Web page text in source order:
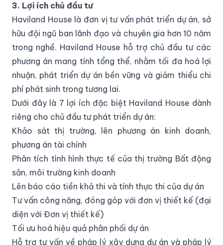
3. Lợi ích chủ đầu tư
Haviland House là đơn vị tư vấn phát triển dự án, sở
hữu đội ngũ ban lãnh đạo và chuyên gia hơn 10 năm
trong nghề. Haviland House hỗ trợ chủ đầu tư các
phương án mang tính tổng thể, nhằm tối đa hoá lợi
nhuận, phát triển dự án bền vững và giảm thiểu chi
phí phát sinh trong tương lai.
Dưới đây là 7 lợi ích đặc biệt Haviland House dành
riêng cho chủ đầu tư phát triển dự án:
Khảo sát thị trường, lên phương án kinh doanh,
phương án tài chính
Phân tích tình hình thực tế của thị trường Bất động
sản, môi trường kinh doanh
Lên báo cáo tiền khả thi và tính thực thi của dự án
Tư vấn công năng, đóng góp với đơn vị thiết kế (đại
diện với Đơn vị thiết kế)
Tối ưu hoá hiệu quả phân phối dự án
Hỗ trợ tư vấn về pháp lý xây dựng dự án và pháp lý